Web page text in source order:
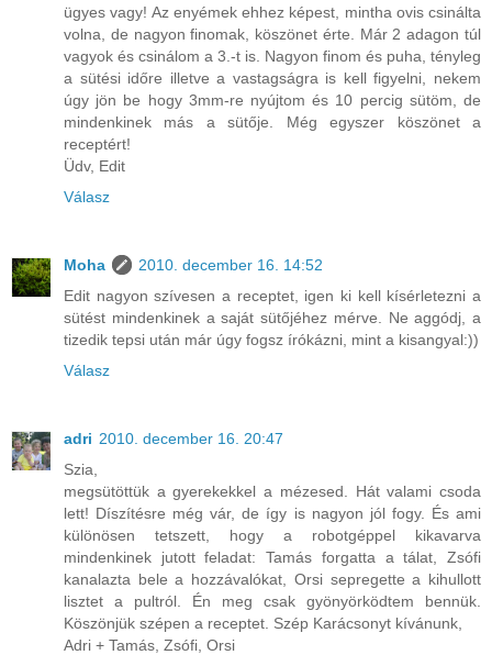
ügyes vagy! Az enyémek ehhez képest, mintha ovis csinálta
volna, de nagyon finomak, köszönet érte. Már 2 adagon túl
vagyok és csinálom a 3.-t is. Nagyon finom és puha, tényleg
a sütési időre illetve a vastagságra is kell figyelni, nekem
úgy jön be hogy 3mm-re nyújtom és 10 percig sütöm, de
mindenkinek más a sütője. Még egyszer köszönet a
receptért!
Üdv, Edit
Válasz
Moha
2010. december 16. 14:52
Edit nagyon szívesen a receptet, igen ki kell kísérletezni a
sütést mindenkinek a saját sütőjéhez mérve. Ne aggódj, a
tizedik tepsi után már úgy fogsz írókázni, mint a kisangyal:))
Válasz
adri 2010. december 16. 20:47
Szia,
megsütöttük a gyerekekkel a mézesed. Hát valami csoda
lett! Díszítésre még vár, de így is nagyon jól fogy. És ami
különösen tetszett, hogy a robotgéppel kikavarva
mindenkinek jutott feladat: Tamás forgatta a tálat, Zsófi
kanalazta bele a hozzávalókat, Orsi sepregette a kihullott
lisztet a pultról. Én meg csak gyönyörködtem bennük.
Köszönjük szépen a receptet. Szép Karácsonyt kívánunk,
Adri + Tamás, Zsófi, Orsi